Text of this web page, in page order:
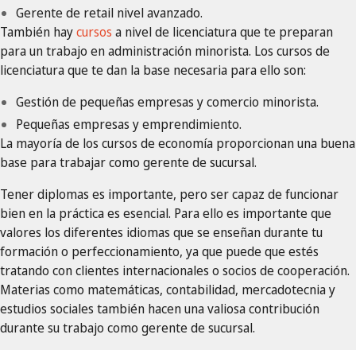
Gerente de retail nivel avanzado.
También haycursos a nivel de licenciatura que te preparan
para un trabajo en administración minorista. Los cursos de
licenciatura que te dan la base necesaria para ello son:
Gestión de pequeñas empresas y comercio minorista.
Pequeñas empresas y emprendimiento.
La mayoría de los cursos de economía proporcionan una buena
base para trabajar como gerente de sucursal.
Tener diplomas es importante, pero ser capaz de funcionar
bien en la práctica es esencial. Para ello es importante que
valores los diferentes idiomas que se enseñan durante tu
formación o perfeccionamiento, ya que puede que estés
tratando con clientes internacionales o socios de cooperación.
Materias como matemáticas, contabilidad, mercadotecnia y
estudios sociales también hacen una valiosa contribución
durante su trabajo como gerente de sucursal.